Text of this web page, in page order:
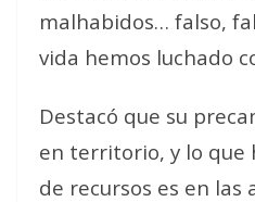
malhabidos… falso,
vida hemos luchado
Destacó que su
en territorio, y lo que
de recursos es en las